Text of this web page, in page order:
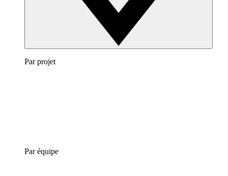
Par projet
Par équipe